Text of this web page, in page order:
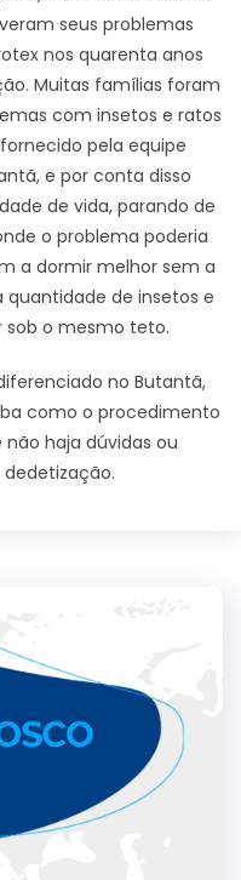
seus problemas
nos quarenta anos
Muitas famílias foram
com insetos e ratos
pela equipe
e por conta disso
de vida, parando de
o problema poderia
a dormir melhor sem a
de insetos e
sob o mesmo teto.
no Butantã,
como o procedimento
não haja dúvidas ou